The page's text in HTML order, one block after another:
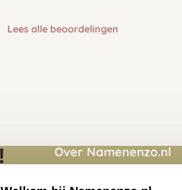
Lees alle beoordelingen
Over Namenenzo.nl